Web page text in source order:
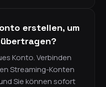
erstellen, um
Konto. Verbinden
Streaming-Konten
Sie können sofort